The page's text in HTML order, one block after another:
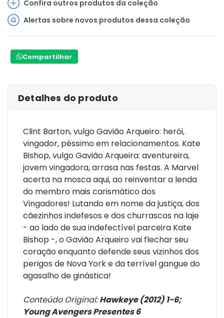
Confira outros produtos da coleção
Alertas sobre novos produtos dessa coleção
Compartilhar
Detalhes do produto
Clint Barton, vulgo Gavião Arqueiro: herói,
vingador, péssimo em relacionamentos. Kate
Bishop, vulgo Gavião Arqueira: aventureira,
jovem vingadora, arrasa nas festas. A Marvel
acerta na mosca aqui, ao reinventar a lenda
do membro mais carismático dos
Vingadores! Lutando em nome da justiça, dos
cãezinhos indefesos e dos churrascos na laje
- ao lado de sua indefectível parceira Kate
Bishop -, o Gavião Arqueiro vai flechar seu
coração enquanto defende seus vizinhos dos
perigos de Nova York e da terrível gangue do
agasalho de ginástica!
Conteúdo Original:Hawkeye (2012) 1-6;
Young Avengers Presentes 6